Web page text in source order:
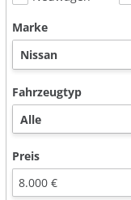
Marke
Fahrzeugtyp
Preis